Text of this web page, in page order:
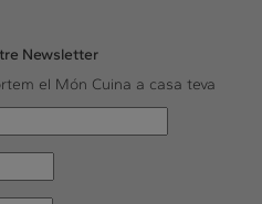
Newsletter
el Món Cuina a casa teva